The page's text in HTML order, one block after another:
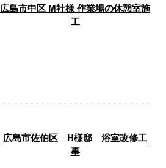
広島市中区 M社様 作業場の休憩室施
工
広島市佐伯区 H様邸 浴室改修工
事